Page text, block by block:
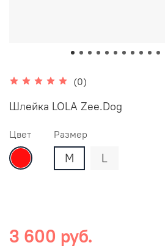
(0)
Шлейка LOLA Zee.Dog
Цвет Размер
M L
3 600 руб.